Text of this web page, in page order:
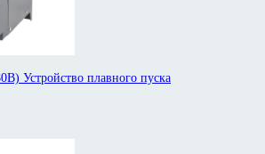
Устройство плавного пуска